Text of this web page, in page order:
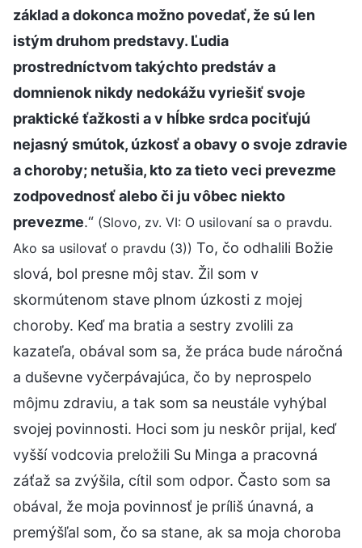
základ a dokonca možno povedať, že sú len
istým druhom predstavy. Ľudia
prostredníctvom takýchto predstáv a
domnienok nikdy nedokážu vyriešiť svoje
praktické ťažkosti a v hĺbke srdca pociťujú
nejasný smútok, úzkosť a obavy o svoje zdravie
a choroby; netušia, kto za tieto veci prevezme
zodpovednosť alebo či ju vôbec niekto
prevezme.“ (Slovo, zv. VI: O usilovaní sa o pravdu.
Ako sa usilovať o pravdu (3)) To, čo odhalili Božie
slová, bol presne môj stav. Žil som v
skormútenom stave plnom úzkosti z mojej
choroby. Keď ma bratia a sestry zvolili za
kazateľa, obával som sa, že práca bude náročná
a duševne vyčerpávajúca, čo by neprospelo
môjmu zdraviu, a tak som sa neustále vyhýbal
svojej povinnosti. Hoci som ju neskôr prijal, keď
vyšší vodcovia preložili Su Minga a pracovná
záťaž sa zvýšila, cítil som odpor. Často som sa
obával, že moja povinnosť je príliš únavná, a
premýšľal som, čo sa stane, ak sa moja choroba